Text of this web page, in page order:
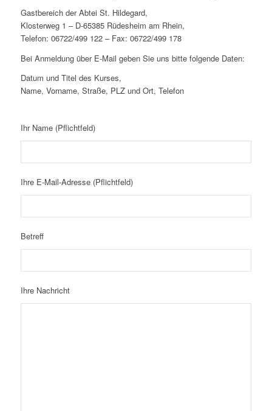
Gastbereich der Abtei St. Hildegard,
Klosterweg 1 – D-65385 Rüdesheim am Rhein,
Telefon: 06722/499 122 – Fax: 06722/499 178
Bei Anmeldung über E-Mail geben Sie uns bitte folgende Daten:
Datum und Titel des Kurses,
Name, Vorname, Straße, PLZ und Ort, Telefon
Ihr Name (Pflichtfeld)
Ihre E-Mail-Adresse (Pflichtfeld)
Betreff
Ihre Nachricht